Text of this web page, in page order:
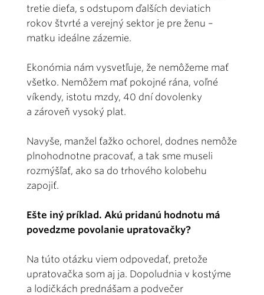
tretie dieťa, s odstupom ďalších deviatich
rokov štvrté a verejný sektor je pre ženu –
matku ideálne zázemie.
Ekonómia nám vysvetľuje, že nemôžeme mať
všetko. Nemôžem mať pokojné rána, voľné
víkendy, istotu mzdy, 40 dní dovolenky
a zároveň vysoký plat.
Navyše, manžel ťažko ochorel, dodnes nemôže
plnohodnotne pracovať, a tak sme museli
rozmýšľať, ako sa do trhového kolobehu
zapojiť.
Ešte iný príklad. Akú pridanú hodnotu má
povedzme povolanie upratovačky?
Na túto otázku viem odpovedať, pretože
upratovačka som aj ja. Dopoludnia v kostýme
a lodičkách prednášam a podvečer